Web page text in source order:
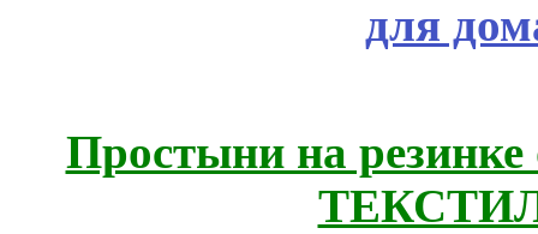
для
Простыни на